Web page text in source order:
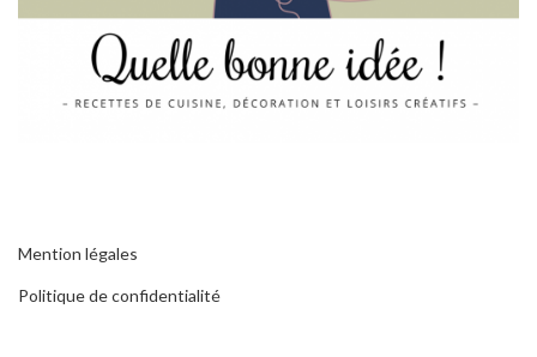
Mention légales
Politique de confidentialité